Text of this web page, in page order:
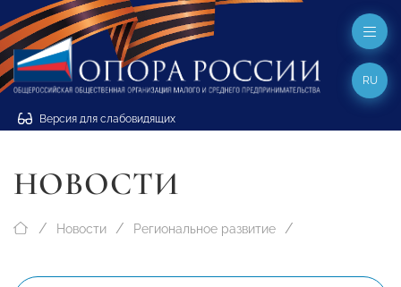
Версия для слабовидящих
RU
НОВОСТИ
Новости Региональное развитие